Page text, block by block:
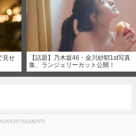
見せ
【話題】乃木坂46・金川紗耶1st写真
集、ランジェリーカット公開！